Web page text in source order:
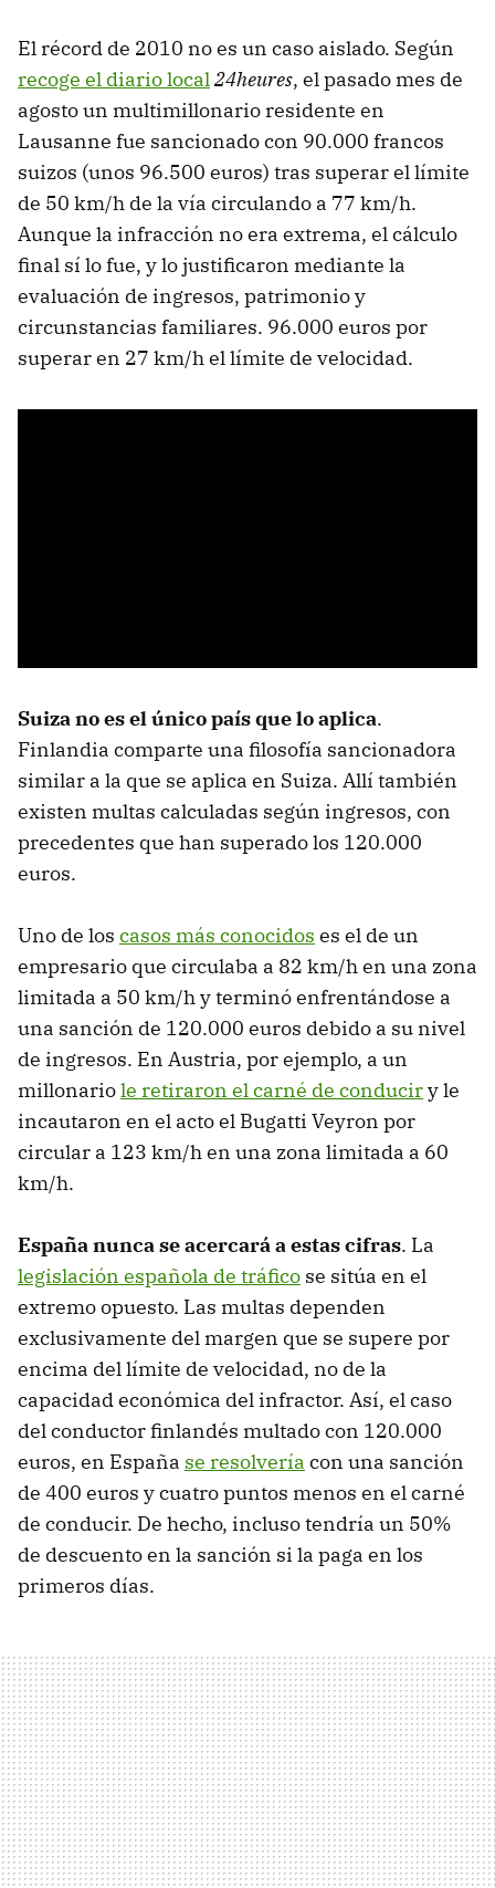
El récord de 2010 no es un caso aislado. Según
recoge el diario local24heures, el pasado mes de
agosto un multimillonario residente en
Lausanne fue sancionado con 90.000 francos
suizos (unos 96.500 euros) tras superar el límite
de 50 km/h de la vía circulando a 77 km/h.
Aunque la infracción no era extrema, el cálculo
final sí lo fue, y lo justificaron mediante la
evaluación de ingresos, patrimonio y
circunstancias familiares. 96.000 euros por
superar en 27 km/h el límite de velocidad.
Suiza no es el único país que lo aplica.
Finlandia comparte una filosofía sancionadora
similar a la que se aplica en Suiza. Allí también
existen multas calculadas según ingresos, con
precedentes que han superado los 120.000
euros.
Uno de los casos más conocidos es el de un
empresario que circulaba a 82 km/h en una zona
limitada a 50 km/h y terminó enfrentándose a
una sanción de 120.000 euros debido a su nivel
de ingresos. En Austria, por ejemplo, a un
millonariole retiraron el carné de conduciry le
incautaron en el acto el Bugatti Veyron por
circular a 123 km/h en una zona limitada a 60
km/h.
España nunca se acercará a estas cifras. La
legislación española de tráfico se sitúa en el
extremo opuesto. Las multas dependen
exclusivamente del margen que se supere por
encima del límite de velocidad, no de la
capacidad económica del infractor. Así, el caso
del conductor finlandés multado con 120.000
euros, en España se resolvería con una sanción
de 400 euros y cuatro puntos menos en el carné
de conducir. De hecho, incluso tendría un 50%
de descuento en la sanción si la paga en los
primeros días.